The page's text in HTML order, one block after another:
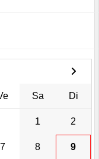
Sa Di
1 2
7 8 9